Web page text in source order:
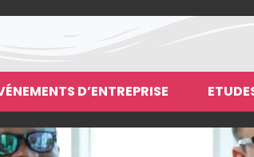
D’ENTREPRISE